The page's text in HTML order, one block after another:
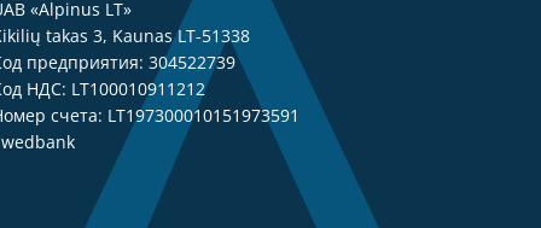
«Alpinus LT»
takas 3, Kaunas LT-51338
предприятия: 304522739
НДС: LT100010911212
счета: LT197300010151973591